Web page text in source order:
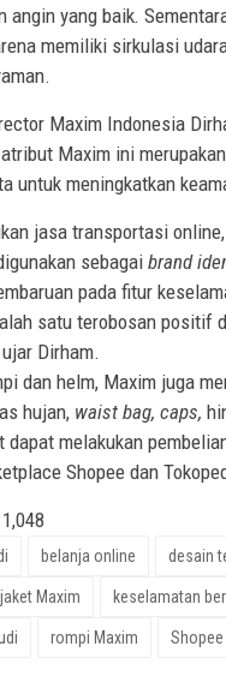
angin yang baik.
memiliki sirkulasi
Maxim Indonesia
Maxim ini
untuk meningkatkan
jasa transportasi
sebagai brand
pada fitur
satu terobosan positif
Dirham.
dan helm, Maxim juga
hujan, waist bag, caps,
dapat melakukan
Shopee dan
1,048
belanja online desain
jaket Maxim keselamatan
rompi Maxim Shopee